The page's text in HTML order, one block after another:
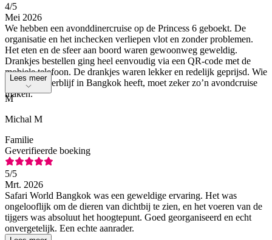
4/5
Mei 2026
We hebben een avonddinercruise op de Princess 6 geboekt. De
organisatie en het inchecken verliepen vlot en zonder problemen.
Het eten en de sfeer aan boord waren gewoonweg geweldig.
Drankjes bestellen ging heel eenvoudig via een QR-code met de
mobiele telefoon. De drankjes waren lekker en redelijk geprijsd. Wie
een langer verblijf in Bangkok heeft, moet zeker zo’n avondcruise
maken.
Lees meer
M
Michal M
Familie
Geverifieerde boeking
5/5
Mrt. 2026
Safari World Bangkok was een geweldige ervaring. Het was
ongelooflijk om de dieren van dichtbij te zien, en het voeren van de
tijgers was absoluut het hoogtepunt. Goed georganiseerd en echt
onvergetelijk. Een echte aanrader.